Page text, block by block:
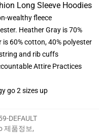
Long Sleeve Hoodies
wealthy fleece
Heather Gray is 70%
60% cotton, 40% polyester
and rib cuffs
Attire Practices
go 2 sizes up
DEFAULT
제품정보,